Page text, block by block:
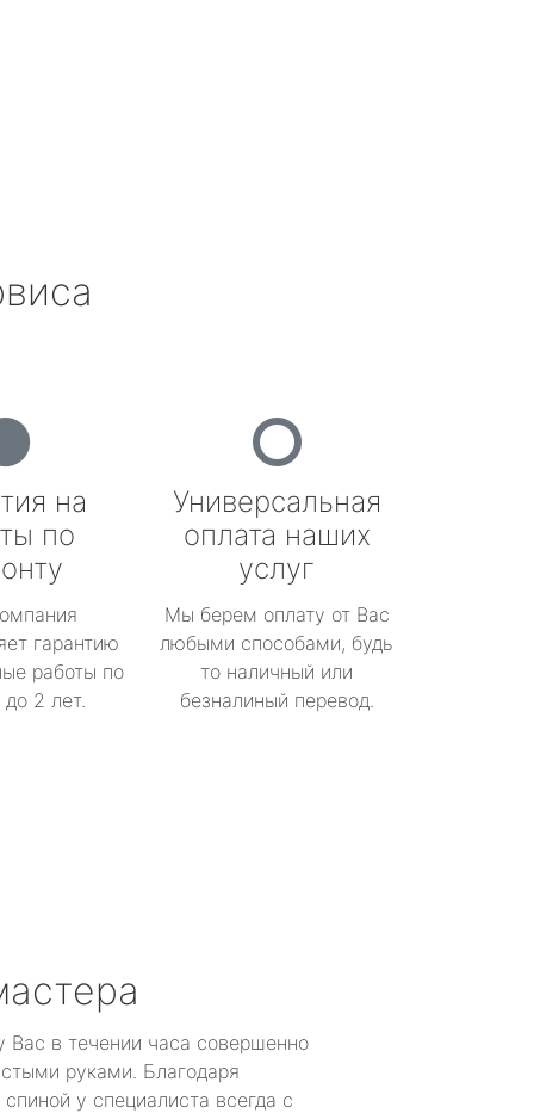
на
по
гарантию
работы по
2 лет.
Универсальная
оплата наших
услуг
Мы берем оплату от Вас
любыми способами, будь
то наличный или
безналиный перевод.
в течении часа совершенно
руками. Благодаря
у специалиста всегда с